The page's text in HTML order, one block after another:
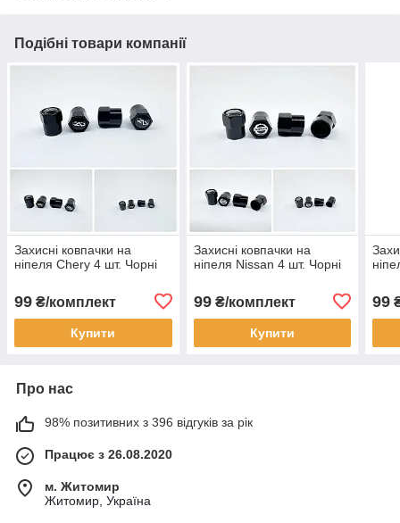
Подібні товари компанії
Захисні ковпачки на
ніпеля Chery 4 шт. Чорні
99 ₴/комплект
Купити
Захисні ковпачки на
ніпеля Nissan 4 шт. Чорні
99₴/комплект
Купити
99
Про нас
98% позитивних з 396 відгуків за рік
Працює з 26.08.2020
м. Житомир
Житомир, Україна